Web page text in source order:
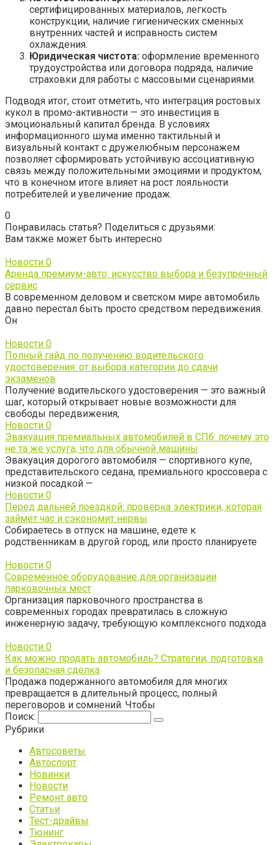
сертифицированных материалов, легкость
конструкции, наличие гигиенических сменных
внутренних частей и исправность систем
охлаждения.
Юридическая чистота: оформление временного
трудоустройства или договора подряда, наличие
страховки для работы с массовыми сценариями.
Подводя итог, стоит отметить, что интеграция ростовых
кукол в промо-активности — это инвестиция в
эмоциональный капитал бренда. В условиях
информационного шума именно тактильный и
визуальный контакт с дружелюбным персонажем
позволяет сформировать устойчивую ассоциативную
связь между положительными эмоциями и продуктом,
что в конечном итоге влияет на рост лояльности
потребителей и увеличение продаж.
0
Понравилась статья? Поделиться с друзьями:
Вам также может быть интересно
Новости 0
Аренда премиум-авто: искусство выбора и безупречный
сервис
В современном деловом и светском мире автомобиль
давно перестал быть просто средством передвижения.
Он
Новости 0
Полный гайд по получению водительского
удостоверения: от выбора категории до сдачи
экзаменов
Получение водительского удостоверения — это важный
шаг, который открывает новые возможности для
свободы передвижения,
Новости 0
Эвакуация премиальных автомобилей в СПб: почему это
не та же услуга, что для обычной машины
Эвакуация дорогого автомобиля — спортивного купе,
представительского седана, премиального кроссовера с
низкой посадкой —
Новости 0
Перед дальней поездкой: проверка электрики, которая
займёт час и сэкономит нервы
Собираетесь в отпуск на машине, едете к
родственникам в другой город, или просто планируете
Новости 0
Современное оборудование для организации
парковочных мест
Организация парковочного пространства в
современных городах превратилась в сложную
инженерную задачу, требующую комплексного подхода
Новости 0
Как можно продать автомобиль? Стратегии, подготовка
и безопасная сделка
Продажа подержанного автомобиля для многих
превращается в длительный процесс, полный
переговоров и сомнений. Чтобы
Поиск:
Рубрики
Автосоветы
Автоспорт
Новинки
Новости
Ремонт авто
Статьи
Тест-драйвы
Тюнинг